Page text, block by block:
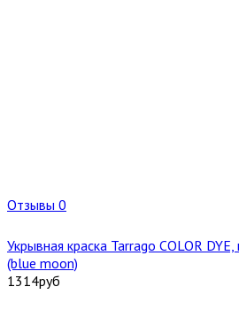
Отзывы 0
Укрывная краска Tarrago COLOR
(blue moon)
1314руб